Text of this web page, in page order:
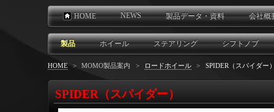
HOME NEWS 製品データ・資料 会社概
製品 ホイール ステアリング シフトノブ
HOME > MOMO製品案内 > ロードホイール > SPIDER（スパイダー
SPIDER（スパイダー）